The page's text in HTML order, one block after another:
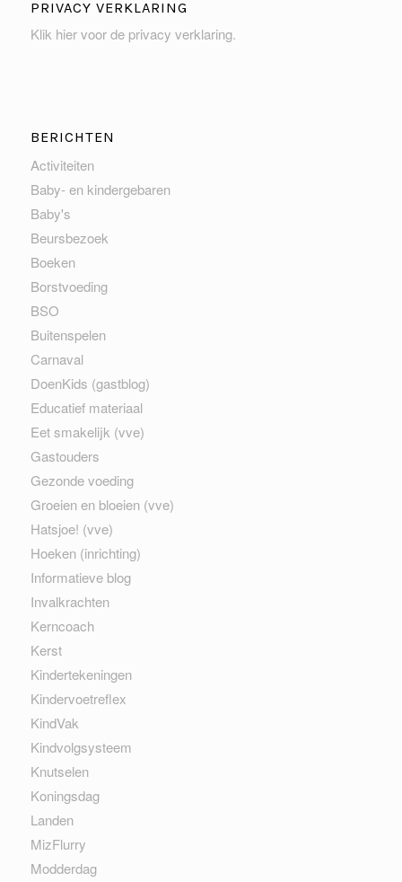
PRIVACY VERKLARING
Klik hier voor de privacy verklaring.
BERICHTEN
Activiteiten
Baby- en kindergebaren
Baby's
Beursbezoek
Boeken
Borstvoeding
BSO
Buitenspelen
Carnaval
DoenKids (gastblog)
Educatief materiaal
Eet smakelijk (vve)
Gastouders
Gezonde voeding
Groeien en bloeien (vve)
Hatsjoe! (vve)
Hoeken (inrichting)
Informatieve blog
Invalkrachten
Kerncoach
Kerst
Kindertekeningen
Kindervoetreflex
KindVak
Kindvolgsysteem
Knutselen
Koningsdag
Landen
MizFlurry
Modderdag